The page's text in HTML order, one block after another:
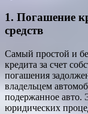
1. Погашение
средств
Самый простой и
кредита за счет
погашения
владельцем
подержанное авто.
юридических